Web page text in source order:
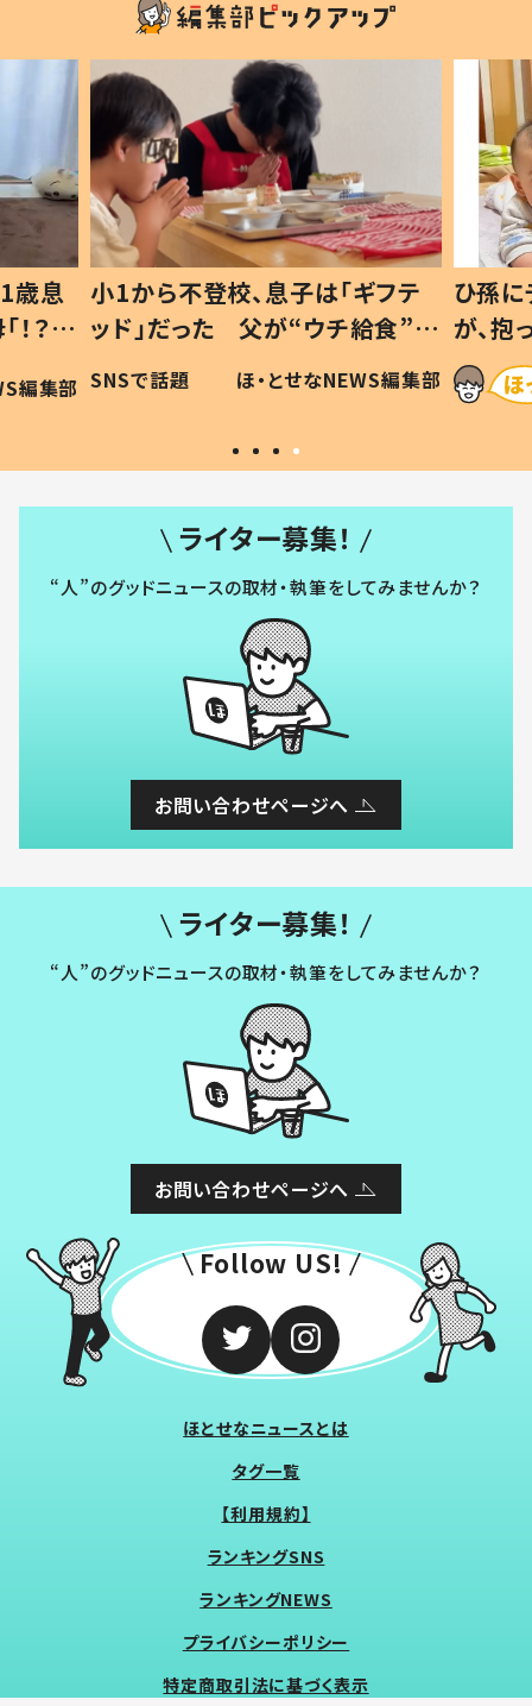
歳息
？」
編集部
小1から不登校、息子は「ギフテ
ッド」だった 父が“ウチ給食”を
作り続ける理由とは #令和の親
#令和の子
SNSで話題 ほ・とせなNEWS編集部
ひ孫
が、
「涙が
い」
ライター募集！
“人”のグッドニュースの取材・執筆をしてみませんか？
お問い合わせページへ
ライター募集！
“人”のグッドニュースの取材・執筆をしてみませんか？
お問い合わせページへ
Follow US!
ほとせなニュースとは
タグ一覧
【利用規約】
ランキングSNS
ランキングNEWS
プライバシーポリシー
特定商取引法に基づく表示